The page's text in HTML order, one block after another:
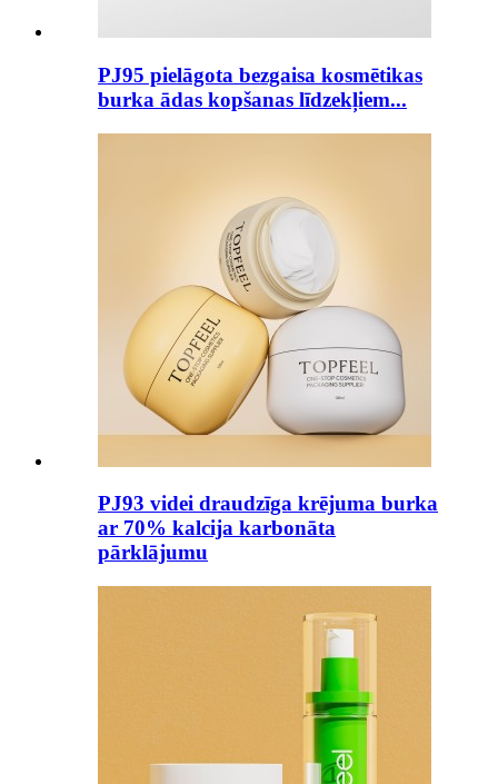
PJ95 pielāgota bezgaisa kosmētikas
burka ādas kopšanas līdzekļiem...
PJ93 videi draudzīga krējuma burka
ar 70% kalcija karbonāta
pārklājumu